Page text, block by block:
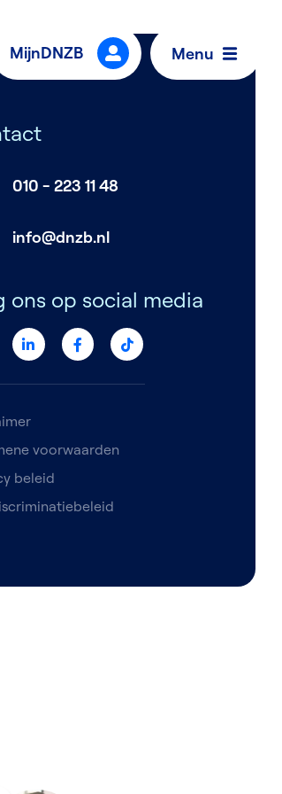
MijnDNZB Menu
010 - 223 11 48
info@dnzb.nl
ons op social media
voorwaarden
beleid